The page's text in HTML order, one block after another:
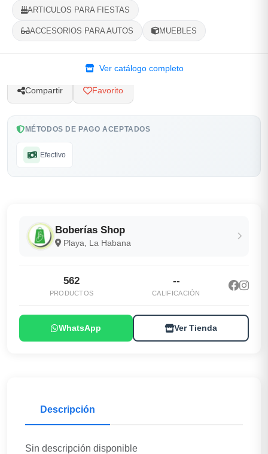
ARTICULOS PARA FIESTAS
ACCESORIOS PARA AUTOS MUEBLES
Ver catálogo completo
- +
Categorías: Organización del Hogar
Compartir Favorito
MÉTODOS DE PAGO ACEPTADOS
Efectivo
Boberías Shop
Playa, La Habana
562
PRODUCTOS
--
CALIFICACIÓN
WhatsApp Ver Tienda
Descripción
Sin descripción disponible